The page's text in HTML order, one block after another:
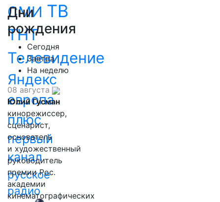
СМИ ТВ
ТНТ
Телевидение
Яндекс
европа
плюс
первый
канал
русское
радио
Дни
рождения
Сегодня
Завтра
На неделю
08 августа
Юлий Гусман
кинорежиссер,
сценарист,
основатель
и художественный
руководитель
премии Рос.
академии
кинематографических